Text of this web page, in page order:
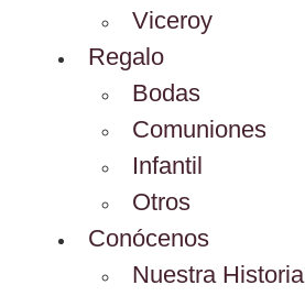
Viceroy
Regalo
Bodas
Comuniones
Infantil
Otros
Conócenos
Nuestra Historia